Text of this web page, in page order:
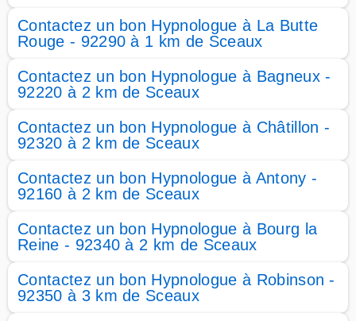
Contactez un bon Hypnologue à La Butte
Rouge - 92290 à 1 km de Sceaux
Contactez un bon Hypnologue à Bagneux -
92220 à 2 km de Sceaux
Contactez un bon Hypnologue à Châtillon -
92320 à 2 km de Sceaux
Contactez un bon Hypnologue à Antony -
92160 à 2 km de Sceaux
Contactez un bon Hypnologue à Bourg la
Reine - 92340 à 2 km de Sceaux
Contactez un bon Hypnologue à Robinson -
92350 à 3 km de Sceaux